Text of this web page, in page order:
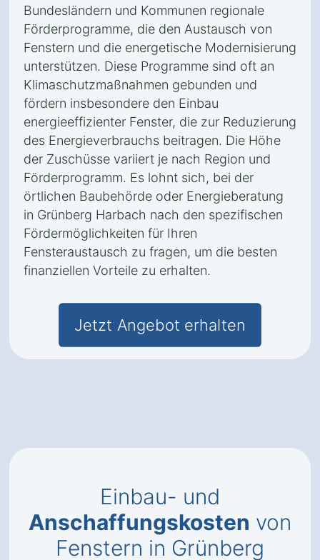
Bundesländern und Kommunen regionale
Förderprogramme, die den Austausch von
Fenstern und die energetische Modernisierung
unterstützen. Diese Programme sind oft an
Klimaschutzmaßnahmen gebunden und
fördern insbesondere den Einbau
energieeffizienter Fenster, die zur Reduzierung
des Energieverbrauchs beitragen. Die Höhe
der Zuschüsse variiert je nach Region und
Förderprogramm. Es lohnt sich, bei der
örtlichen Baubehörde oder Energieberatung
in Grünberg Harbach nach den spezifischen
Fördermöglichkeiten für Ihren
Fensteraustausch zu fragen, um die besten
finanziellen Vorteile zu erhalten.
Jetzt Angebot erhalten
Einbau- und
Anschaffungskosten von
Fenstern in Grünberg